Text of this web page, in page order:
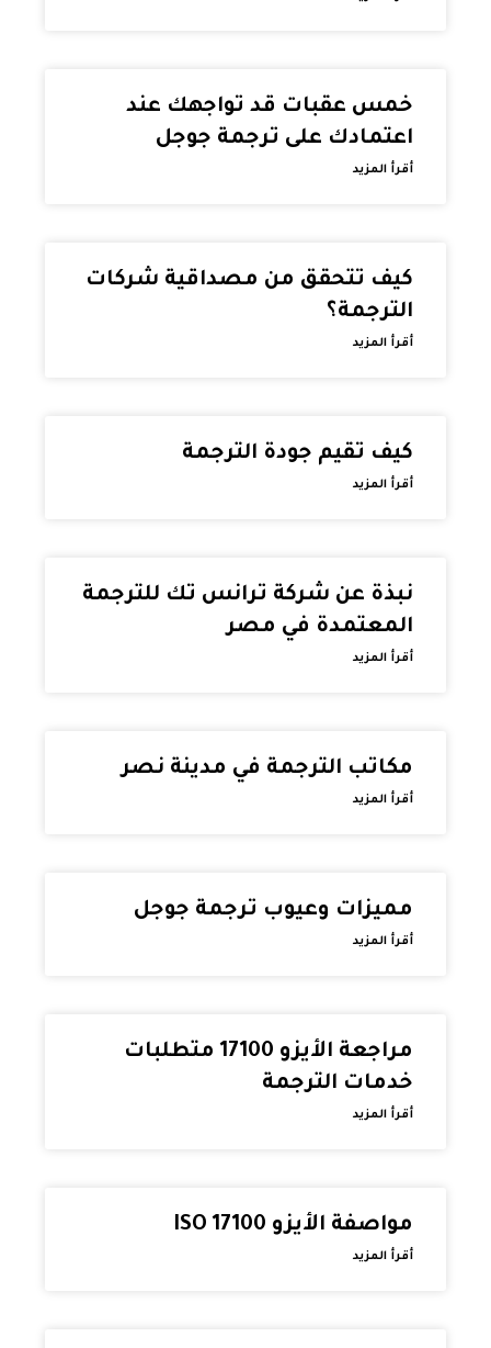
خمس عقبات قد تواجهك عند
اعتمادك على ترجمة جوجل
أقرأ المزيد
كيف تتحقق من مصداقية شركات
الترجمة؟
أقرأ المزيد
كيف تقيم جودة الترجمة
أقرأ المزيد
نبذة عن شركة ترانس تك للترجمة
المعتمدة في مصر
أقرأ المزيد
مكاتب الترجمة في مدينة نصر
أقرأ المزيد
مميزات وعيوب ترجمة جوجل
أقرأ المزيد
مراجعة الأيزو 17100 متطلبات
خدمات الترجمة
أقرأ المزيد
مواصفة الأيزو ISO 17100
أقرأ المزيد